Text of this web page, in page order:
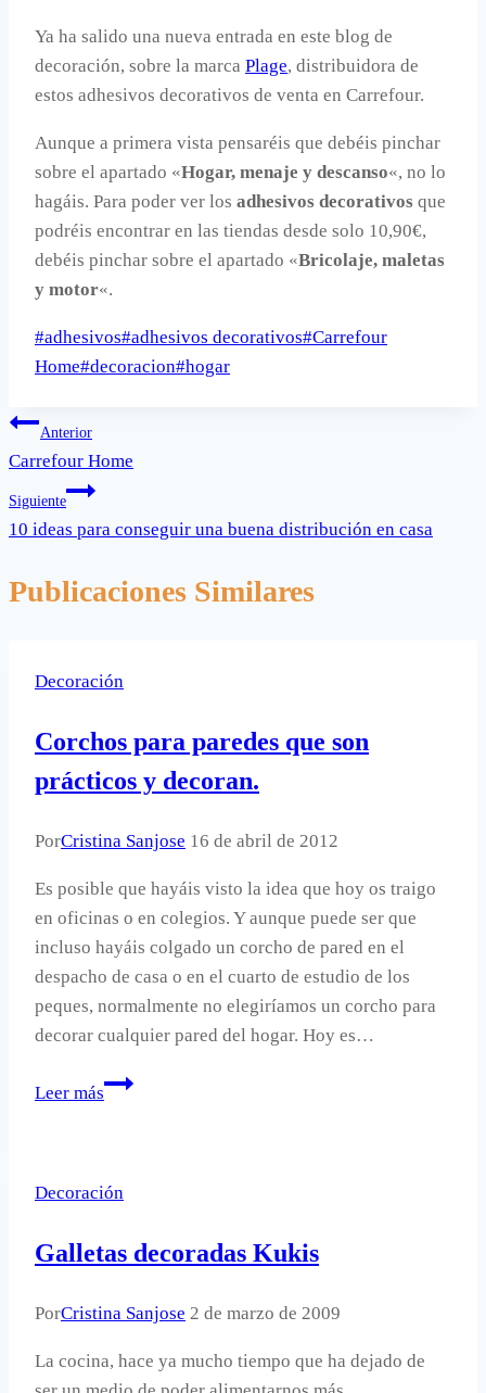
Ya ha salido una nueva entrada en este blog de
decoración, sobre la marca Plage, distribuidora de
estos adhesivos decorativos de venta en Carrefour.
Aunque a primera vista pensaréis que debéis pinchar
sobre el apartado «Hogar, menaje y descanso«, no lo
hagáis. Para poder ver los adhesivos decorativos que
podréis encontrar en las tiendas desde solo 10,90€,
debéis pinchar sobre el apartado «Bricolaje, maletas
y motor«.
Etiquetas
de
entrada:
#adhesivos#adhesivos decorativos#Carrefour
Home#decoracion#hogar
Navegación
de
entradas
Anterior
Carrefour Home
Siguiente
10 ideas para conseguir una buena distribución en casa
Publicaciones Similares
Decoración
Corchos para paredes que son
prácticos y decoran.
PorCristina Sanjose 16 de abril de 2012
Es posible que hayáis visto la idea que hoy os traigo
en oficinas o en colegios. Y aunque puede ser que
incluso hayáis colgado un corcho de pared en el
despacho de casa o en el cuarto de estudio de los
peques, normalmente no elegiríamos un corcho para
decorar cualquier pared del hogar. Hoy es…
Leer más
Corchos
son
y
Decoración
Galletas decoradas Kukis
PorCristina Sanjose 2 de marzo de 2009
La cocina, hace ya mucho tiempo que ha dejado de